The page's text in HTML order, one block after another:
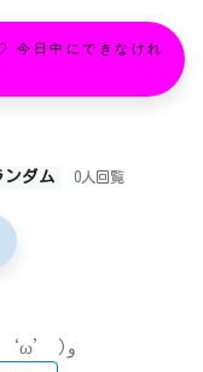
れ
ンダム 0人回覧
ログイン不要でかんたん٩( ‘ω’ )و